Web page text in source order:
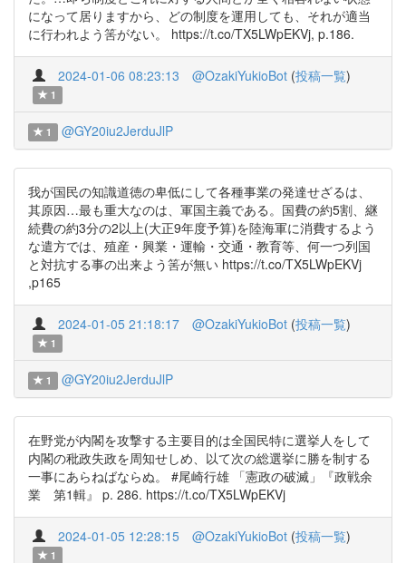
になって居りますから、どの制度を運用しても、それが適当
に行われよう筈がない。 https://t.co/TX5LWpEKVj, p.186.
2024-01-06 08:23:13 @OzakiYukioBot (投稿一覧)
1
1 @GY20iu2JerduJlP
我が国民の知識道徳の卑低にして各種事業の発達せざるは、
其原因…最も重大なのは、軍国主義である。国費の約5割、継
続費の約3分の2以上(大正9年度予算)を陸海軍に消費するよう
な遣方では、殖産・興業・運輸・交通・教育等、何一つ列国
と対抗する事の出来よう筈が無い https://t.co/TX5LWpEKVj
,p165
2024-01-05 21:18:17 @OzakiYukioBot (投稿一覧)
1
1 @GY20iu2JerduJlP
在野党が内閣を攻撃する主要目的は全国民特に選挙人をして
内閣の秕政失政を周知せしめ、以て次の総選挙に勝を制する
一事にあらねばならぬ。 #尾崎行雄 「憲政の破滅」『政戦余
業 第1輯』 p. 286. https://t.co/TX5LWpEKVj
2024-01-05 12:28:15 @OzakiYukioBot (投稿一覧)
1